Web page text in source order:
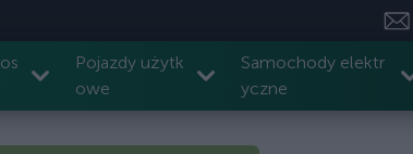
Pojazdy użytk
owe
Samochody elektr
yczne